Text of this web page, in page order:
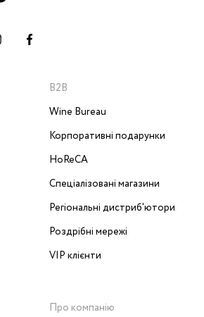
B2B
Wine Bureau
Корпоративні подарунки
HoReCA
Спеціалізовані магазини
Регіональні дистриб'ютори
Роздрібні мережі
VIP клієнти
Про компанію